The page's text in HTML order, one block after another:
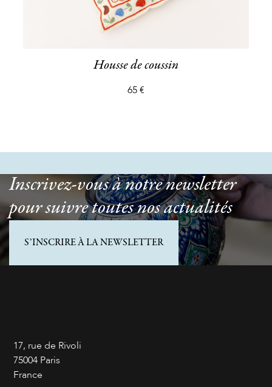
Housse de coussin
65 €
Inscrivez-vous à notre newsletter
pour suivre toutes nos actualités
S’INSCRIRE À LA NEWSLETTER
17, rue de Rivoli
75004 Paris
France